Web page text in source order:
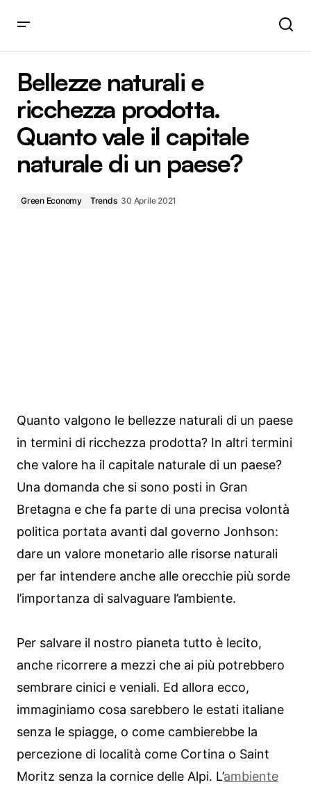
capitale naturale di un paese?
Bellezze naturali e
ricchezza prodotta.
Quanto vale il capitale
naturale di un paese?
Green Economy Trends 30 Aprile 2021
Quanto valgono le bellezze naturali di un paese
in termini di ricchezza prodotta? In altri termini
che valore ha il capitale naturale di un paese?
Una domanda che si sono posti in Gran
Bretagna e che fa parte di una precisa volontà
politica portata avanti dal governo Jonhson:
dare un valore monetario alle risorse naturali
per far intendere anche alle orecchie più sorde
l’importanza di salvaguare l’ambiente.
Per salvare il nostro pianeta tutto è lecito,
anche ricorrere a mezzi che ai più potrebbero
sembrare cinici e veniali. Ed allora ecco,
immaginiamo cosa sarebbero le estati italiane
senza le spiagge, o come cambierebbe la
percezione di località come Cortina o Saint
Moritz senza la cornice delle Alpi. L’ambiente